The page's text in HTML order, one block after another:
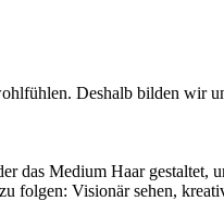
Deshalb bilden wir
das Medium Haar
folgen: Visionär sehen,